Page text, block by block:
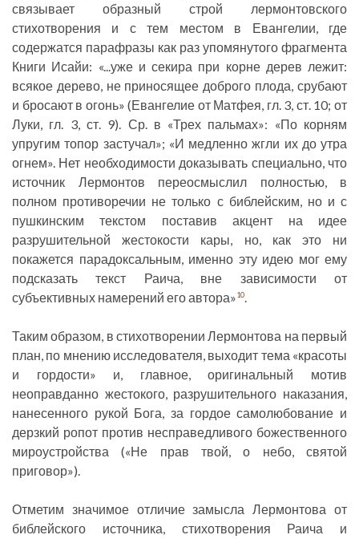
связывает образный строй лермонтовского
стихотворения и с тем местом в Евангелии, где
содержатся парафразы как раз упомянутого фрагмента
Книги Исайи: «...уже и секира при корне дерев лежит:
всякое дерево, не приносящее доброго плода, срубают
и бросают в огонь» (Евангелие от Матфея, гл. 3, ст. 10; от
Луки, гл. 3, ст. 9). Ср. в «Трех пальмах»: «По корням
упругим топор застучал»; «И медленно жгли их до утра
огнем». Нет необходимости доказывать специально, что
источник Лермонтов переосмыслил полностью, в
полном противоречии не только с библейским, но и с
пушкинским текстом поставив акцент на идее
разрушительной жестокости кары, но, как это ни
покажется парадоксальным, именно эту идею мог ему
подсказать текст Раича, вне зависимости от
субъективных намерений его автора»10.
Таким образом, в стихотворении Лермонтова на первый
план, по мнению исследователя, выходит тема «красоты
и гордости» и, главное, оригинальный мотив
неоправданно жестокого, разрушительного наказания,
нанесенного рукой Бога, за гордое самолюбование и
дерзкий ропот против несправедливого божественного
мироустройства («Не прав твой, о небо, святой
приговор»).
Отметим значимое отличие замысла Лермонтова от
библейского источника, стихотворения Раича и